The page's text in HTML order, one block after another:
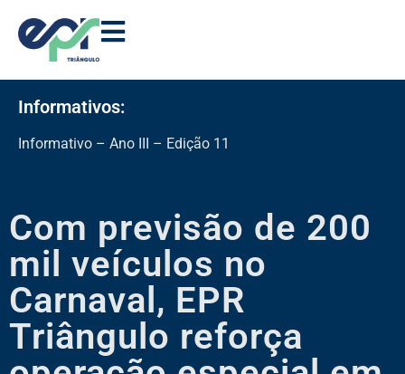
Informativos:
Informativo – Ano III – Edição 11
Com previsão de 200
mil veículos no
Carnaval, EPR
Triângulo reforça